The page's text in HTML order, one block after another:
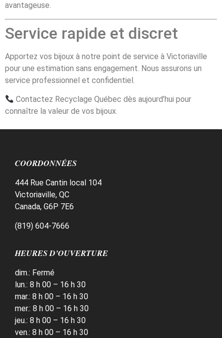
avantageuse.
Service rapide et discret
Apportez vos bijoux à notre point de service à Victoriaville
pour une estimation sans engagement. Nous assurons un
service professionnel et confidentiel.
Contactez Recyclage Québec dès aujourd’hui pour
connaître la valeur de vos bijoux.
COORDONNÉES
444 Rue Cantin local 104
Victoriaville, QC
Canada, G6P 7E6
(819) 604-7666
HEURES D’OUVERTURE
dim.: Fermé
lun.: 8 h 00 – 16 h 30
mar.: 8 h 00 – 16 h 30
mer.: 8 h 00 – 16 h 30
jeu.: 8 h 00 – 16 h 30
ven.: 8 h 00 – 16 h 30